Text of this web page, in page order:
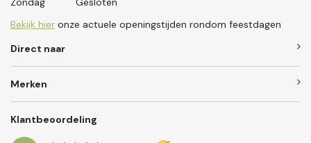
Bekijk hier onze actuele openingstijden rondom feestdagen
Direct naar
Merken
Klantbeoordeling